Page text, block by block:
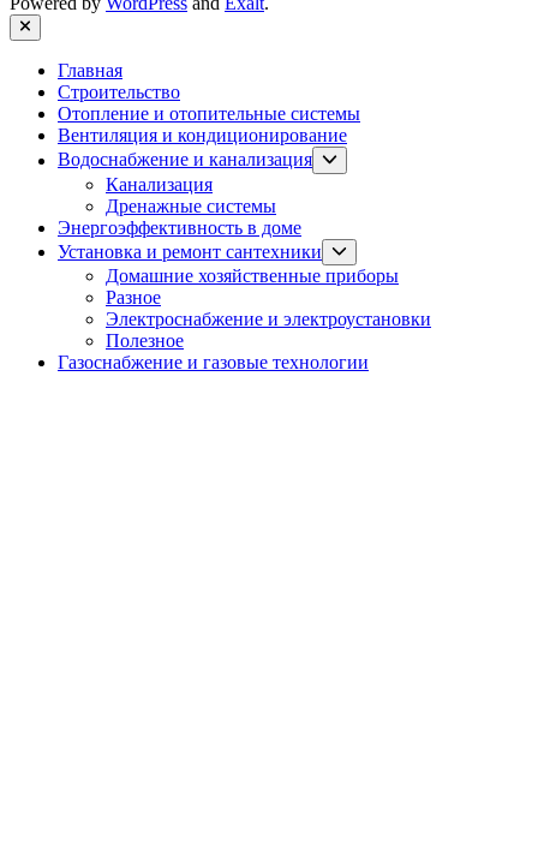
Close
Главная
Строительство
Отопление и отопительные системы
Вентиляция и кондиционирование
Водоснабжение и канализация
Show
sub
Канализация
Дренажные системы
Энергоэффективность в доме
Установка и ремонт сантехники
sub
menu
Домашние хозяйственные приборы
Разное
Электроснабжение и электроустановки
Полезное
Газоснабжение и газовые технологии